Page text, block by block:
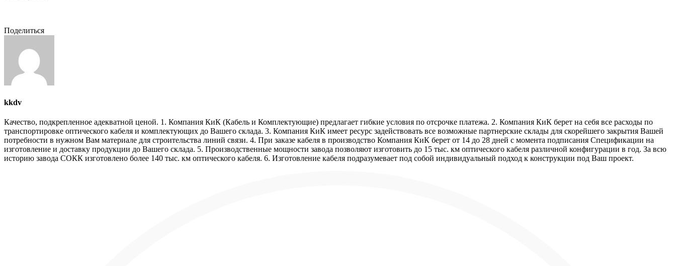
Поделиться
kkdv
Качество, подкрепленное адекватной ценой. 1. Компания КиК (Кабель и Комплектующие) предлагает гибкие условия по отсрочке платежа. 2. Компания КиК берет на себя все расходы по
транспортировке оптического кабеля и комплектующих до Вашего склада. 3. Компания КиК имеет ресурс задействовать все возможные партнерские склады для скорейшего закрытия Вашей
потребности в нужном Вам материале для строительства линий связи. 4. При заказе кабеля в производство Компания КиК берет от 14 до 28 дней с момента подписания Спецификации на
изготовление и доставку продукции до Вашего склада. 5. Производственные мощности завода позволяют изготовить до 15 тыс. км оптического кабеля различной конфигурации в год. За всю
историю завода СОКК изготовлено более 140 тыс. км оптического кабеля. 6. Изготовление кабеля подразумевает под собой индивидуальный подход к конструкции под Ваш проект.